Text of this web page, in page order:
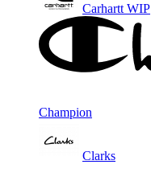
Carhartt WIP
Champion
Clarks